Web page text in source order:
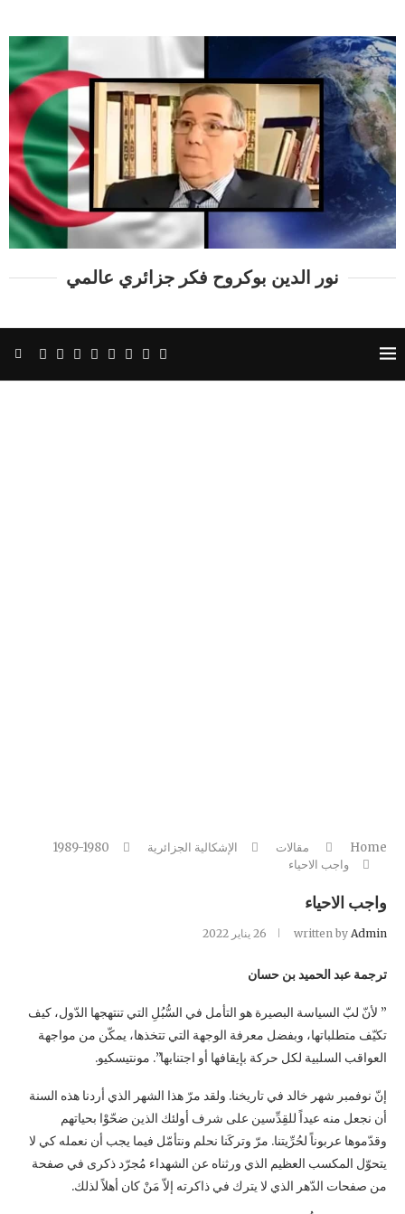
نور الدين بوكروح فكر جزائري عالمي
Home مقالات الإشكالية الجزائرية
1989-1980
واجب الاحياء
واجب الاحياء
written by Admin 26 يناير 2022
ترجمة عبد الحميد بن حسان
‏” لأنّ لبّ السياسة البصيرة هو التأمل في السُّبُلِ التي تنتهجها الدّول، كيف
تكيّف متطلباتها، وبفضل ‏معرفة الوجهة التي تتخذها، يمكّن من مواجهة
العواقب السلبية لكل حركة بإيقافها أو اجتنابها”. ‏مونتيسكيو.‏
إنّ نوفمبر شهر خالد في تاريخنا. ولقد مرّ هذا الشهر الذي أردنا هذه السنة
أن نجعل منه عيداً للقِدِّسين ‏على شرف أولئك الذين ضحّوْا بحياتهم
وقدّموها عربوناً لحُرِّيتنا. مرّ وتركَنا نحلم ونتأمّل فيما يجب ‏أن نعمله كي لا
يتحوّل المكسب العظيم الذي ورثناه عن الشهداء مُجرّد ذكرى في صفحة
من صفحات ‏الدّهر الذي لا يترك في ذاكرته إلاّ مَنْ كان أهلاً لذلك.‏